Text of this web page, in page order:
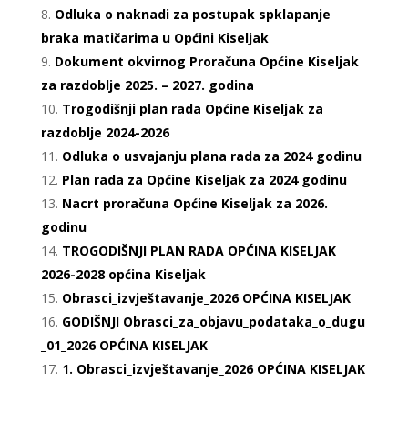
Odluka o naknadi za postupak spklapanje
braka matičarima u Općini Kiseljak
Dokument okvirnog Proračuna Općine Kiseljak
za razdoblje 2025. – 2027. godina
Trogodišnji plan rada Općine Kiseljak za
razdoblje 2024-2026
Odluka o usvajanju plana rada za 2024 godinu
Plan rada za Općine Kiseljak za 2024 godinu
Nacrt proračuna Općine Kiseljak za 2026.
godinu
TROGODIŠNJI PLAN RADA OPĆINA KISELJAK
2026-2028 općina Kiseljak
Obrasci_izvještavanje_2026 OPĆINA KISELJAK
GODIŠNJI Obrasci_za_objavu_podataka_o_dugu
_01_2026 OPĆINA KISELJAK
1. Obrasci_izvještavanje_2026 OPĆINA KISELJAK